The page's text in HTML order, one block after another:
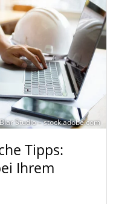
Studio – stock.adobe.com
Tipps:
Ihrem